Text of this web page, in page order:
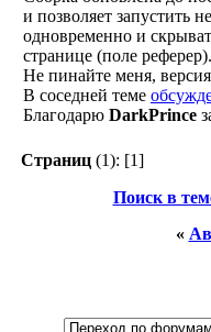
и позволяет запустить
одновременно и
странице (поле реферер).
Не пинайте меня,
В соседней теме
Благодарю DarkPrince
Страниц (1): [1]
Поиск в
«